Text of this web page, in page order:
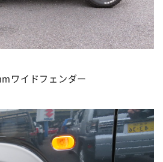
ワイドフェンダー